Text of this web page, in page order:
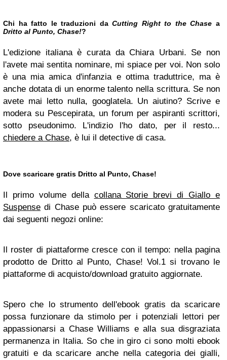
Chi ha fatto le traduzioni daCutting Right to the Chase a
Dritto al Punto, Chase!?
L'edizione italiana è curata da Chiara Urbani. Se non
l'avete mai sentita nominare, mi spiace per voi. Non solo
è una mia amica d'infanzia e ottima traduttrice, ma è
anche dotata di un enorme talento nella scrittura. Se non
avete mai letto nulla, googlatela. Un aiutino? Scrive e
modera su Pescepirata, un forum per aspiranti scrittori,
sotto pseudonimo. L'indizio l'ho dato, per il resto...
chiedere a Chase, è lui il detective di casa.
Dove scaricare gratis Dritto al Punto, Chase!
Il primo volume della collana Storie brevi di Giallo e
Suspense di Chase può essere scaricato gratuitamente
dai seguenti negozi online:
Il roster di piattaforme cresce con il tempo: nella pagina
prodotto de Dritto al Punto, Chase! Vol.1 si trovano le
piattaforme di acquisto/download gratuito aggiornate.
Spero che lo strumento dell'ebook gratis da scaricare
possa funzionare da stimolo per i potenziali lettori per
appassionarsi a Chase Williams e alla sua disgraziata
permanenza in Italia. So che in giro ci sono molti ebook
gratuiti e da scaricare anche nella categoria dei gialli,